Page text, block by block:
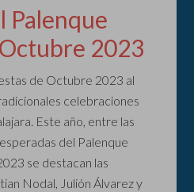
Palenque
2023
de Octubre 2023 al
celebraciones
Este año, entre las
del Palenque
se destacan las
Nodal, Julión Álvarez y